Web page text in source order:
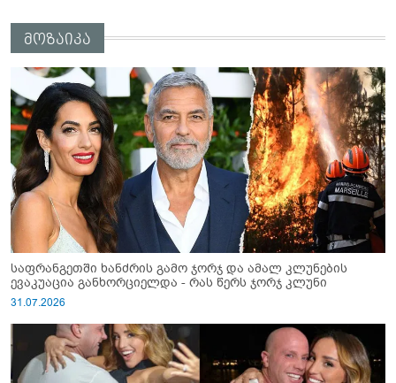
მოზაიკა
საფრანგეთში ხანძრის გამო ჯორჯ და ამალ კლუნების
ევაკუაცია განხორციელდა - რას წერს ჯორჯ კლუნი
31.07.2026